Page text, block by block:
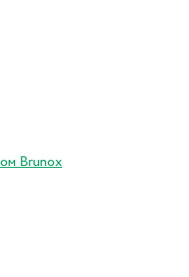
Brunox